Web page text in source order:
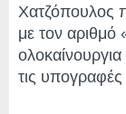
Χατζόπουλος
με τον αριθμό
τις